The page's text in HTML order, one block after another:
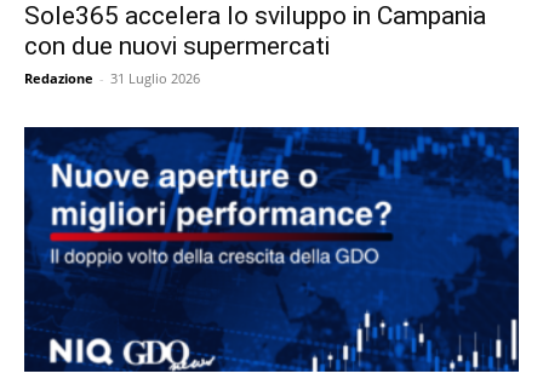
Sole365 accelera lo sviluppo in Campania
con due nuovi supermercati
Redazione - 31 Luglio 2026